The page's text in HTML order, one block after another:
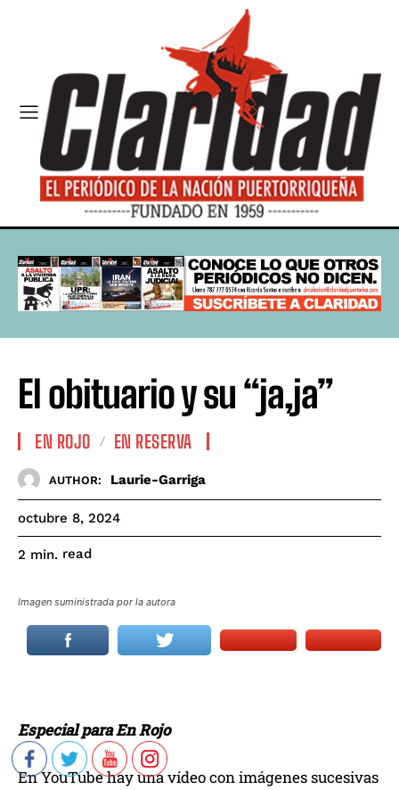
El obituario y su “ja,ja”
EN ROJO EN RESERVA
AUTHOR: Laurie-Garriga
octubre 8, 2024
2 min. read
Imagen suministrada por la autora
Especial para En Rojo
En YouTube hay una vídeo con imágenes sucesivas